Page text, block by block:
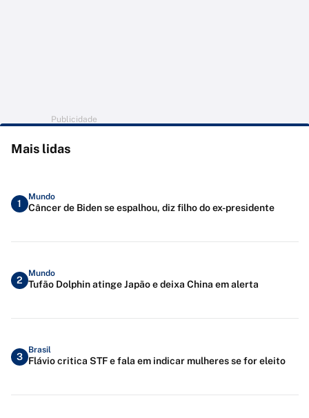
Publicidade
Mais lidas
1
Mundo
Câncer de Biden se espalhou, diz filho do ex-presidente
2
Mundo
Tufão Dolphin atinge Japão e deixa China em alerta
3
Brasil
Flávio critica STF e fala em indicar mulheres se for eleito